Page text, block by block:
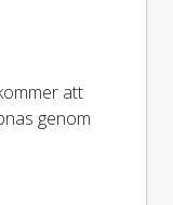
att
genom